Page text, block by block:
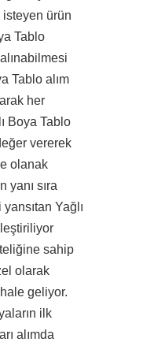
isteyen ürün
Tablo
Tablo alım
her
Boya Tablo
vererek
olanak
yanı sıra
Yağlı
sahip
olarak
geliyor.
ilk
alımda